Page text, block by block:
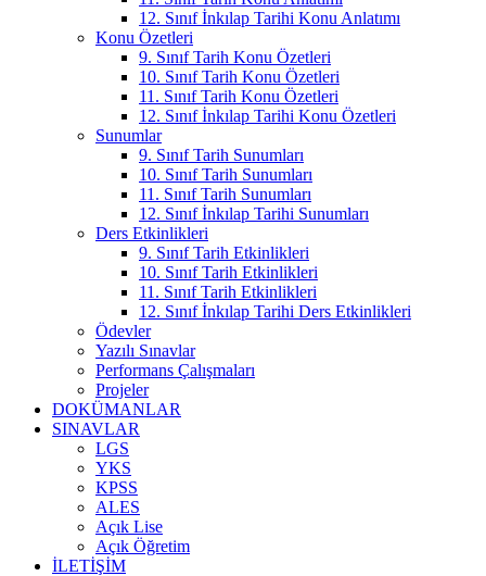
12. Sınıf İnkılap Tarihi Konu Anlatımı
Konu Özetleri
9. Sınıf Tarih Konu Özetleri
10. Sınıf Tarih Konu Özetleri
11. Sınıf Tarih Konu Özetleri
12. Sınıf İnkılap Tarihi Konu Özetleri
Sunumlar
9. Sınıf Tarih Sunumları
10. Sınıf Tarih Sunumları
11. Sınıf Tarih Sunumları
12. Sınıf İnkılap Tarihi Sunumları
Ders Etkinlikleri
9. Sınıf Tarih Etkinlikleri
10. Sınıf Tarih Etkinlikleri
11. Sınıf Tarih Etkinlikleri
12. Sınıf İnkılap Tarihi Ders Etkinlikleri
Ödevler
Yazılı Sınavlar
Performans Çalışmaları
Projeler
DOKÜMANLAR
SINAVLAR
LGS
YKS
KPSS
ALES
Açık Lise
Açık Öğretim
İLETIŞIM